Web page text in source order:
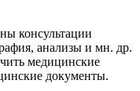
консультации
анализы и мн. др.
медицинские
документы.